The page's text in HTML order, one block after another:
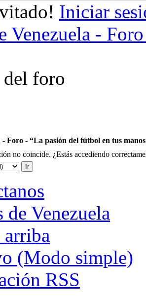
Iniciar
Venezuela -
del foro
- Foro - “La pasión del fútbol en tus
no coincide. ¿Estás accediendo
de Venezuela
(Modo simple)
RSS